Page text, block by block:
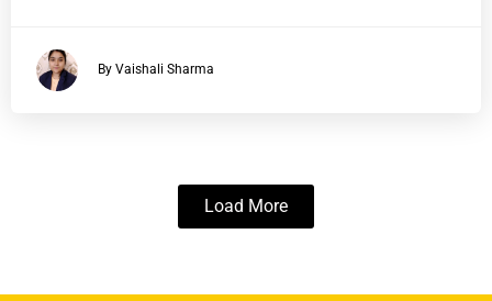
By Vaishali Sharma
Load More